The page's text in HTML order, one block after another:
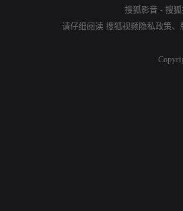
搜狐影音 - 搜
请仔细阅读 搜狐视频隐私政策、